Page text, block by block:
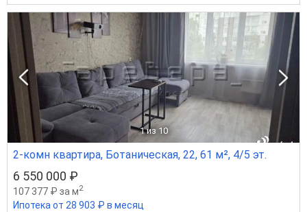
1 из 10
2-комн квартира, Ботаническая, 22, 61 м², 4/5 эт.
6 550 000 ₽
107 377 ₽ за м2
Ипотека от 28 903 ₽ в месяц